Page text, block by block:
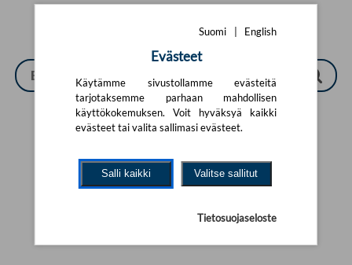
Tarkennettu haku
Yhtään tuotetta ei löytynyt. Yritä uutta hakua alla olevalla
Yritä hakea pienemmällä määrällä hakutekijöitä ja jätä
Suomi | English
Evästeet
Käytämme sivustollamme evästeitä
tarjotaksemme parhaan mahdollisen
käyttökokemuksen. Voit hyväksyä kaikki
evästeet tai valita sallimasi evästeet.
Salli kaikki Valitse sallitut
Tietosuojaseloste